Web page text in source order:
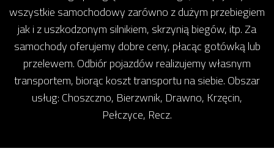
wszystkie samochodowy zarówno z dużym przebiegiem
jak i z uszkodzonym silnikiem, skrzynią biegów, itp. Za
samochody oferujemy dobre ceny, płacąc gotówką lub
przelewem. Odbiór pojazdów realizujemy własnym
transportem, biorąc koszt transportu na siebie. Obszar
usług: Choszczno, Bierzwnik, Drawno, Krzęcin,
Pełczyce, Recz.